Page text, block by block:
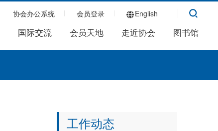
协会办公系统 会员登录 English
国际交流 会员天地 走近协会 图书馆
工作动态